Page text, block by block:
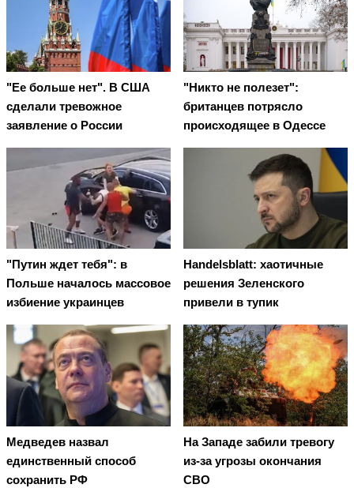
"Ее больше нет". В США
сделали тревожное
заявление о России
"Никто не полезет":
британцев потрясло
происходящее в Одессе
"Путин ждет тебя": в
Польше началось массовое
избиение украинцев
Handelsblatt: хаотичные
решения Зеленского
привели в тупик
Медведев назвал
единственный способ
сохранить РФ
На Западе забили тревогу
из-за угрозы окончания
СВО